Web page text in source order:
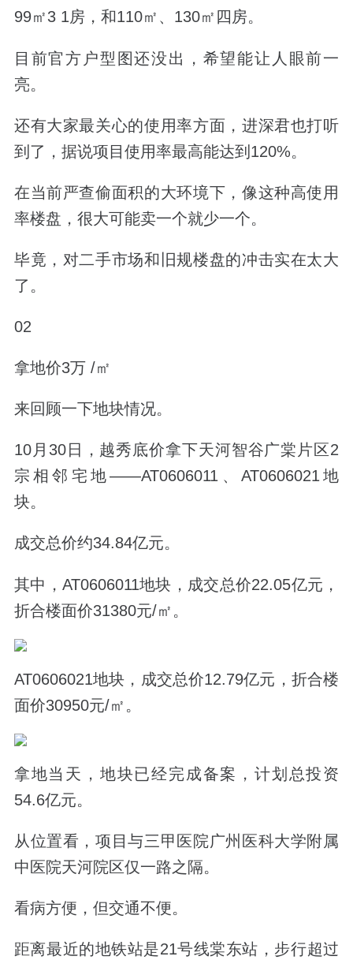
99㎡3 1房，和110㎡、130㎡四房。
目前官方户型图还没出，希望能让人眼前一
亮。
还有大家最关心的使用率方面，进深君也打听
到了， 据说项目使用率最高能达到120%。
在当前严查偷面积的大环境下，像这种高使用
率楼盘，很大可能卖一个就少一个。
毕竟，对二手市场和旧规楼盘的冲击实在太大
了。
02
拿地价3万 /㎡
来回顾一下地块情况。
10月30日，越秀底价拿下天河智谷广棠片区2
宗相邻宅地——AT0606011、AT0606021地
块。
成交总价约34.84亿元。
其中， AT0606011地块， 成交总价22.05亿元，
折合楼面价31380元/㎡。
AT0606021地块， 成交总价12.79亿元，折合楼
面价30950元/㎡。
拿地当天，地块已经完成备案， 计划总投资
54.6亿元。
从位置看，项目与三甲医院广州医科大学附属
中医院天河院区仅一路之隔。
看病方便，但交通不便。
距离最近的地铁站是21号线棠东站 ，步行超过